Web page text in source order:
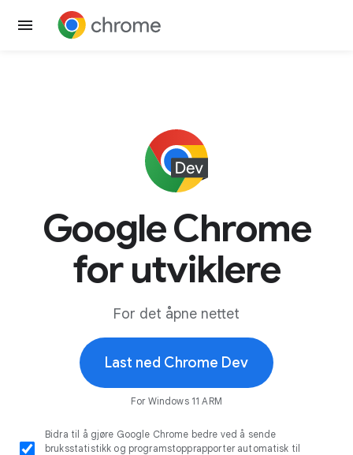
Google Chrome
for utviklere
For det åpne nettet
Last ned Chrome Dev
For Windows 11 ARM
Bidra til å gjøre Google Chrome bedre ved å sende
bruksstatistikk og programstopprapporter automatisk til